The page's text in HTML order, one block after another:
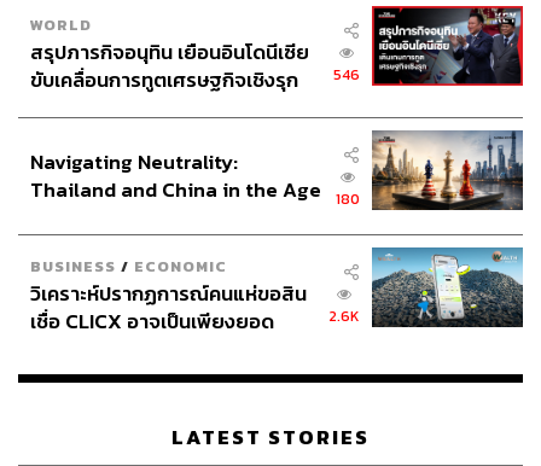
WORLD
สรุปภารกิจอนุทิน เยือนอินโดนีเซีย
ขับเคลื่อนการทูตเศรษฐกิจเชิงรุก
546
Navigating Neutrality:
Thailand and China in the Age
180
BUSINESS / ECONOMIC
วิเคราะห์ปรากฏการณ์คนแห่ขอสิน
เชื่อ CLICX อาจเป็นเพียงยอด
เรือนไทยที่ถูกซุกไว้
2.6K
LATEST STORIES